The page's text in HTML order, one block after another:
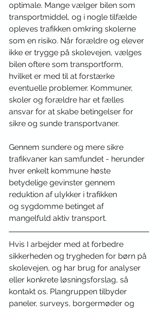
optimale. Mange vælger bilen som
transportmiddel, og i nogle tilfælde
opleves trafikken omkring skolerne
som en risiko. Når forældre og elever
ikke er trygge på skolevejen, vælges
bilen oftere som transportform,
hvilket er med til at forstærke
eventuelle problemer. Kommuner,
skoler og forældre har et fælles
ansvar for at skabe betingelser for
sikre og sunde transportvaner.
Gennem sundere og mere sikre
trafikvaner kan samfundet - herunder
hver enkelt kommune høste
betydelige gevinster gennem
reduktion af ulykker i trafikken
og sygdomme betinget af
mangelfuld aktiv transport.
Hvis I arbejder med at forbedre
sikkerheden og trygheden for børn på
skolevejen, og har brug for analyser
eller konkrete løsningsforslag, så
kontakt os. Plangruppen tilbyder
paneler, surveys, borgermøder og